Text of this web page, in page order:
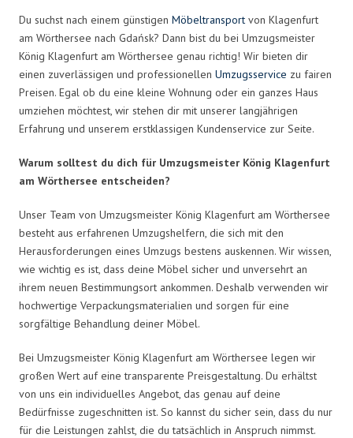
Du suchst nach einem günstigen Möbeltransport von Klagenfurt
am Wörthersee nach Gdańsk? Dann bist du bei Umzugsmeister
König Klagenfurt am Wörthersee genau richtig! Wir bieten dir
einen zuverlässigen und professionellen Umzugsservice zu fairen
Preisen. Egal ob du eine kleine Wohnung oder ein ganzes Haus
umziehen möchtest, wir stehen dir mit unserer langjährigen
Erfahrung und unserem erstklassigen Kundenservice zur Seite.
Warum solltest du dich für Umzugsmeister König Klagenfurt
am Wörthersee entscheiden?
Unser Team von Umzugsmeister König Klagenfurt am Wörthersee
besteht aus erfahrenen Umzugshelfern, die sich mit den
Herausforderungen eines Umzugs bestens auskennen. Wir wissen,
wie wichtig es ist, dass deine Möbel sicher und unversehrt an
ihrem neuen Bestimmungsort ankommen. Deshalb verwenden wir
hochwertige Verpackungsmaterialien und sorgen für eine
sorgfältige Behandlung deiner Möbel.
Bei Umzugsmeister König Klagenfurt am Wörthersee legen wir
großen Wert auf eine transparente Preisgestaltung. Du erhältst
von uns ein individuelles Angebot, das genau auf deine
Bedürfnisse zugeschnitten ist. So kannst du sicher sein, dass du nur
für die Leistungen zahlst, die du tatsächlich in Anspruch nimmst.